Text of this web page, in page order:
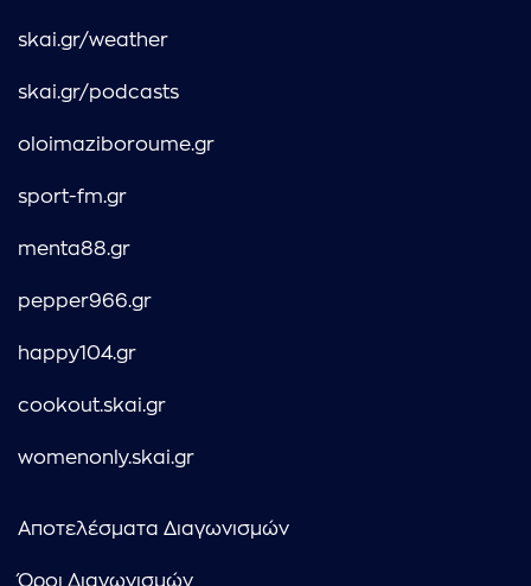
skai.gr/weather
skai.gr/podcasts
oloimaziboroume.gr
sport-fm.gr
menta88.gr
pepper966.gr
happy104.gr
cookout.skai.gr
womenonly.skai.gr
Αποτελέσματα Διαγωνισμών
Όροι Διαγωνισμών